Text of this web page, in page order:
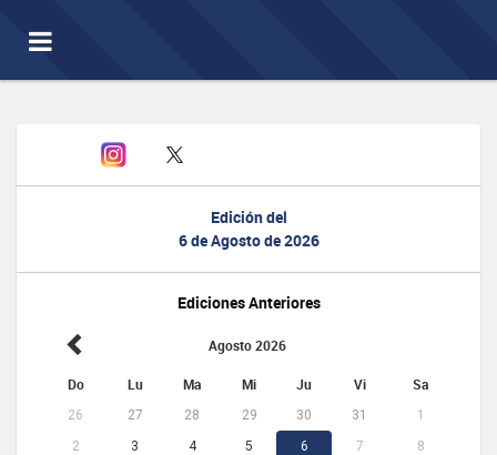
Toggle
navigation
Edición del
6 de Agosto de 2026
Ediciones Anteriores
Agosto 2026
Do Lu Ma Mi Ju Vi Sa
26 27 28 29 30 31
1
2
3 4 5 6 7
8